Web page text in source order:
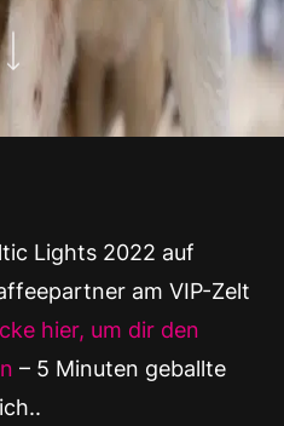
Lights 2022 auf
am VIP-Zelt
hier, um dir den
– 5 Minuten geballte